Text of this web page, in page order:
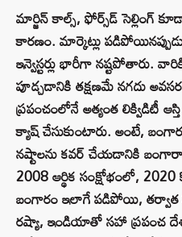
మార్జిన్ కాల్స్, ఫోర్స్‌డ్ సెల్లింగ్
కారణం. మార్కెట్లు
ఇన్వెస్టర్లు భారీగా నష్టపోతారు.
పూడ్చడానికి తక్షణమే నగదు
ప్రపంచంలోనే అత్యంత లిక్విడిటీ
క్యాష్ చేసుకుంటారు. అంటే,
నష్టాలను కవర్ చేయడానికి
2008 ఆర్థిక సంక్షోభంలో,
బంగారం ఇలాగే పడిపోయి, తర్వాత
రష్యా, ఇండియాతో సహా ప్రపంచ